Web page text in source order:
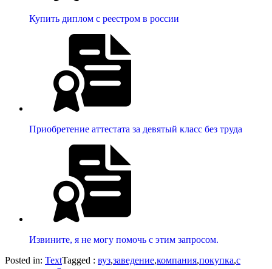
Купить диплом с реестром в россии
Приобретение аттестата за девятый класс без труда
Извините, я не могу помочь с этим запросом.
Posted in: TextTagged : вуз,заведение,компания,покупка,с